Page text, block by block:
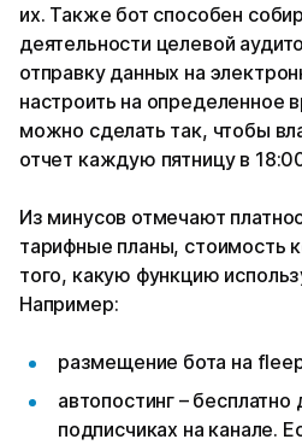
их. Также бот способен
деятельности целевой
отправку данных на
настроить на определенное
можно сделать так, чтобы
отчет каждую пятницу в
Из минусов отмечают
тарифные планы, стоимость
того, какую функцию
Например:
размещение бота на
автопостинг –
подписчиках на канале.